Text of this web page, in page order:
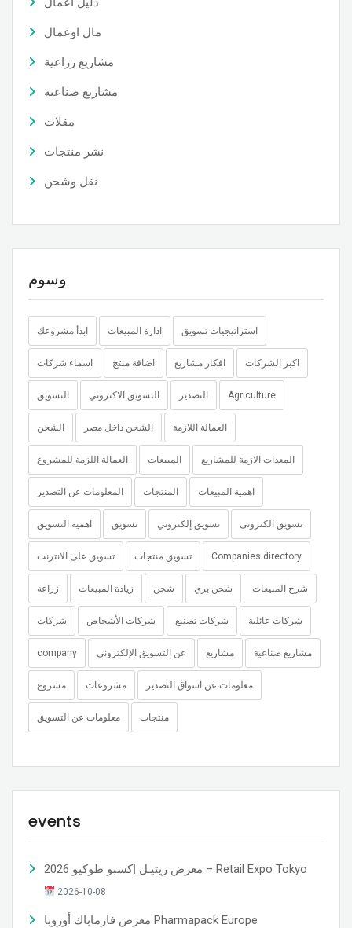
مال اوعمال
مشاريع زراعية
مشاريع صناعية
مقلات
نشر منتجات
نقل وشحن
وسوم
ابدأ مشروعك ادارة المبيعات استراتيجيات تسويق
اسماء شركات اضافة منتج افكار مشاريع اكبر الشركات
التسويق التسويق الاكتروني التصدير Agriculture
الشحن الشحن داخل مصر العمالة اللازمة
العمالة اللزمة للمشروع المبيعات المعدات الازمة للمشاريع
المعلومات عن التصدير المنتجات اهمية المبيعات
اهميه التسويق تسويق تسويق إلكتروني تسويق الكترونى
تسويق على الانترنت تسويق منتجات Companies directory
زراعة زيادة المبيعات شحن شحن بري شرح المبيعات
شركات شركات الأشخاص شركات تصنيع شركات عائلية
company عن التسويق الإلكتروني مشاريع مشاريع صناعية
مشروع مشروعات معلومات عن اسواق التصدير
معلومات عن التسويق منتجات
events
معرض ريتيـل إكسبو طوكيو 2026 – Retail Expo Tokyo
2026-10-08
معرض فارماباك أوروبا Pharmapack Europe